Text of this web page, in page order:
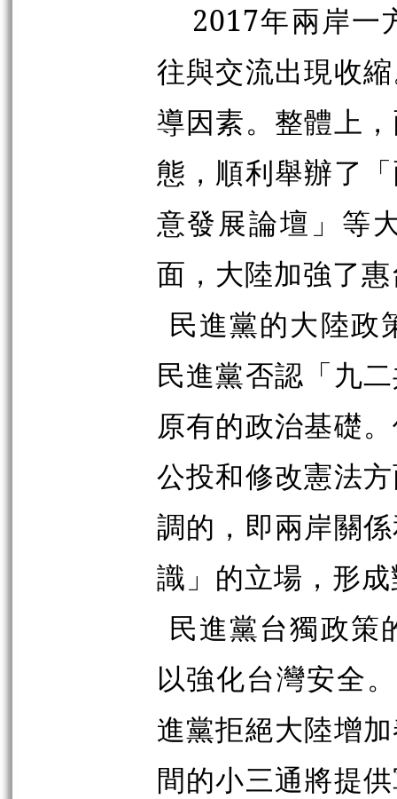
2017年兩岸一
往與交流出現收
導因素。整體上
態，順利舉辦了
意發展論壇」等
面，大陸加強了
民進黨的大陸政
民進黨否認「九
原有的政治基礎
公投和修改憲法
調的，即兩岸關
識」的立場，形
民進黨台獨政策
以強化台灣安全
進黨拒絕大陸增
間的小三通將提